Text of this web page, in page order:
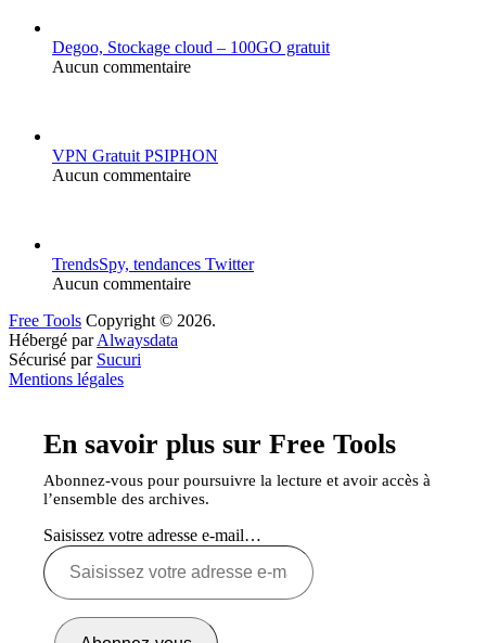
Degoo, Stockage cloud – 100GO gratuit
Aucun commentaire
VPN Gratuit PSIPHON
Aucun commentaire
TrendsSpy, tendances Twitter
Aucun commentaire
Free Tools Copyright © 2026.
Hébergé parAlwaysdata
Sécurisé par Sucuri
Mentions légales
En savoir plus sur Free Tools
Abonnez-vous pour poursuivre la lecture et avoir accès à
l’ensemble des archives.
Saisissez votre adresse e-mail…